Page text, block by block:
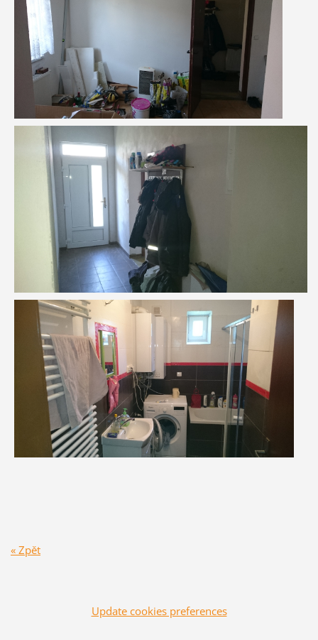
« Zpět
Update cookies preferences